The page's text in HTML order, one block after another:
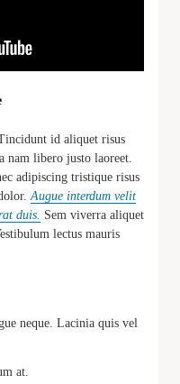
id aliquet risus
nam libero justo laoreet.
adipiscing tristique risus
Augue interdum velit
duis. Sem viverra aliquet
lectus mauris
neque. Lacinia quis vel
at.